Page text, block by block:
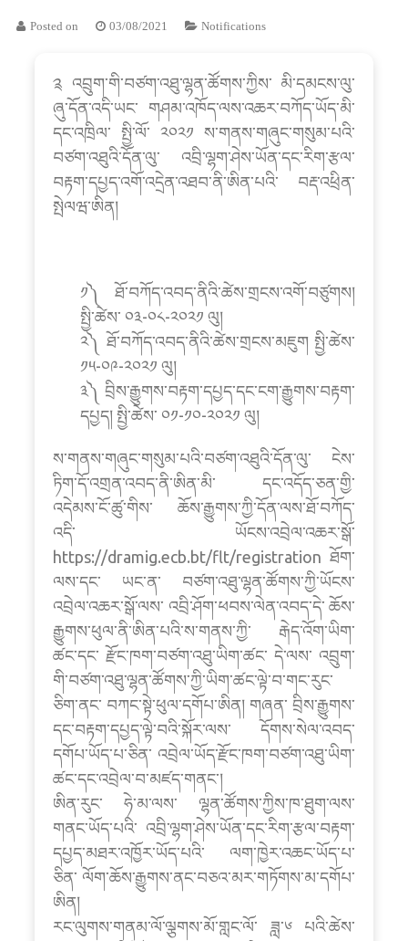
Posted on 03/08/2021 Notifications
༉ འབྲུག་གི་བཙག་འཐུ་ལྷན་ཚོགས་ཀྱིས་ མི་དམངས་ལུ་
ཞུ་དོན་འདི་ཡང་ གཤམ་འཁོད་ལས་འཆར་བཀོད་ཡོད་མི་
དང་འཁྲིལ་ སྤྱི་ལོ་ ༢༠༢༡ ས་གནས་གཞུང་གསུམ་པའི་
བཙག་འཐུའི་དོན་ལུ་ འབྲི་ལྷག་ཤེས་ཡོན་དང་རིག་རྩལ་
བརྟག་དཔྱད་འགོ་འདྲེན་འཐབ་ནི་ཨིན་པའི་ བརྡ་འཕྲིན་
སྤེལཝ་ཨིན།
༡༽ ཐོ་བཀོད་འབད་ནིའི་ཚེས་གྲངས་འགོ་བཙུགས།
སྤྱི་ཚེས་ ༠༣-༠༨-༢༠༢༡ ལུ།
༢༽ ཐོ་བཀོད་འབད་ནིའི་ཚེས་གྲངས་མཇུག སྤྱི་ཚེས་
༡༥-༠༩-༢༠༢༡ ལུ།
༣༽ བྲིས་རྒྱུགས་བརྟག་དཔྱད་དང་ངག་རྒྱུགས་བརྟག་
དཔྱད། སྤྱི་ཚེས་ ༠༡-༡༠-༢༠༢༡ ལུ།
ས་གནས་གཞུང་གསུམ་པའི་བཙག་འཐུའི་དོན་ལུ་ ངེས་
ཏིག་དོ་འགྲན་འབད་ནི་ཨིན་མི་ དང་འདོད་ཅན་གྱི་
འདེམས་ངོ་ཚུ་གིས་ ཆོས་རྒྱུགས་ཀྱི་དོན་ལས་ཐོ་བཀོད་
འདི་ ཡོངས་འབྲེལ་འཆར་སྒོ་
https://dramig.ecb.bt/flt/registration ཐོག་
ལས་དང་ ཡང་ན་ བཙག་འཐུ་ལྷན་ཚོགས་ཀྱི་ཡོངས་
འབྲེལ་འཆར་སྒོ་ལས་ འབྲི་ཤོག་ཕབས་ལེན་འབད་དེ་ ཆོས་
རྒྱུགས་ཕུལ་ནི་ཨིན་པའི་ས་གནས་ཀྱི་ རྒེད་འོག་ཡིག་
ཚང་དང་ རྫོང་ཁག་བཙག་འཐུ་ཡིག་ཚང་ དེ་ལས་ འབྲུག་
གི་བཙག་འཐུ་ལྷན་ཚོགས་ཀྱི་ཡིག་ཚང་ལྟེ་བ་གང་རུང་
ཅིག་ནང་ བཀང་སྟེ་ཕུལ་དགོཔ་ཨིན། གཞན་ བྲིས་རྒྱུགས་
དང་བརྟག་དཔྱད་ལྟེ་བའི་སྐོར་ལས་ དོགས་སེལ་འབད་
དགོཔ་ཡོད་པ་ཅིན་ འབྲེལ་ཡོད་རྫོང་ཁག་བཙག་འཐུ་ཡིག་
ཚང་དང་འབྲེལ་བ་མཛད་གནང་།
ཨིན་རུང་ ཧེ་མ་ལས་ ལྷན་ཚོགས་ཀྱིས་ཁ་ཐུག་ལས་
གནང་ཡོད་པའི་ འབྲི་ལྷག་ཤེས་ཡོན་དང་རིག་རྩལ་བརྟག་
དཔྱད་མཐར་འཁྱོར་ཡོད་པའི་ ལག་ཁྱེར་འཆང་ཡོད་པ་
ཅིན་ ལོག་ཆོས་རྒྱུགས་ནང་བཅའ་མར་གཏོགས་མ་དགོཔ་
ཨིན།
རང་ལུགས་གནམ་ལོ་ལྕགས་མོ་གླང་ལོ་ ཟླ་༦ པའི་ཚེས་